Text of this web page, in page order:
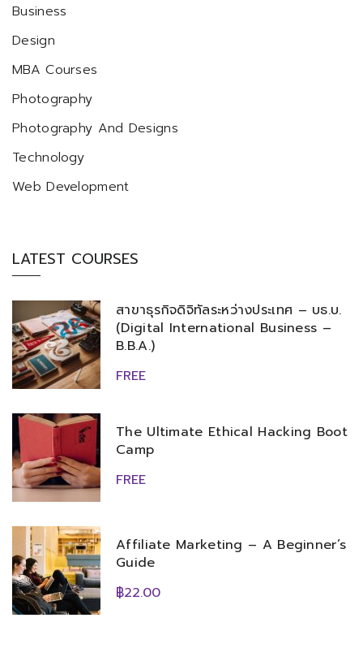
Business
Design
MBA Courses
Photography
Photography And Designs
Technology
Web Development
LATEST COURSES
สาขาธุรกิจดิจิทัลระหว่างประเทศ – บธ.บ.
(Digital International Business –
B.B.A.)
FREE
The Ultimate Ethical Hacking Boot
Camp
FREE
Affiliate Marketing – A Beginner’s
Guide
฿22.00